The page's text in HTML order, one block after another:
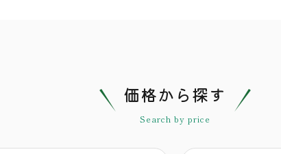
価格から探す
Search by price